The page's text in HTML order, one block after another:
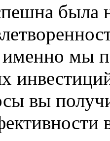
была
мы
вы